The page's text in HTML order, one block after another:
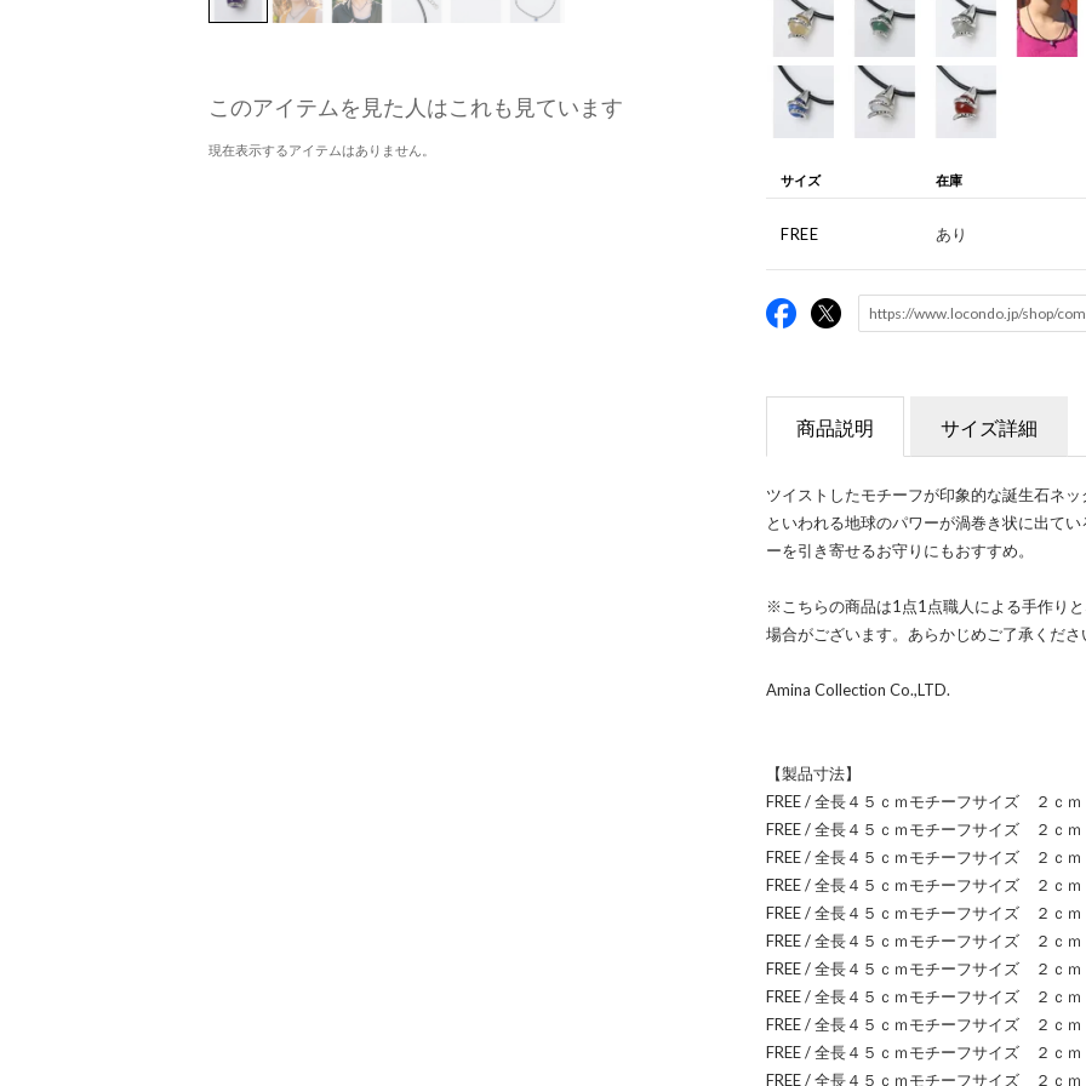
このアイテムを見た人はこれも見ています
現在表示するアイテムはありません。
サイズ
在庫
FREE あり
商品説明 サイズ詳細
ツイストしたモチーフが印象的な誕生石ネ
といわれる地球のパワーが渦巻き状に出て
ーを引き寄せるお守りにもおすすめ。
※こちらの商品は1点1点職人による手作り
場合がございます。あらかじめご了承くださ
Amina Collection Co.,LTD.
【製品寸法】
FREE / 全長４５ｃｍモチーフサイズ ２
FREE / 全長４５ｃｍモチーフサイズ ２
FREE / 全長４５ｃｍモチーフサイズ ２
FREE / 全長４５ｃｍモチーフサイズ ２
FREE / 全長４５ｃｍモチーフサイズ ２
FREE / 全長４５ｃｍモチーフサイズ ２
FREE / 全長４５ｃｍモチーフサイズ ２
FREE / 全長４５ｃｍモチーフサイズ ２
FREE / 全長４５ｃｍモチーフサイズ ２
FREE / 全長４５ｃｍモチーフサイズ ２
FREE / 全長４５ｃｍモチーフサイズ ２